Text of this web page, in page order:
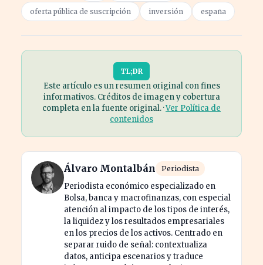
oferta pública de suscripción inversión españa
TL;DR
Este artículo es un resumen original con fines
informativos. Créditos de imagen y cobertura
completa en la fuente original. ·Ver Política de
contenidos
Álvaro Montalbán Periodista
Periodista económico especializado en
Bolsa, banca y macrofinanzas, con especial
atención al impacto de los tipos de interés,
la liquidez y los resultados empresariales
en los precios de los activos. Centrado en
separar ruido de señal: contextualiza
datos, anticipa escenarios y traduce